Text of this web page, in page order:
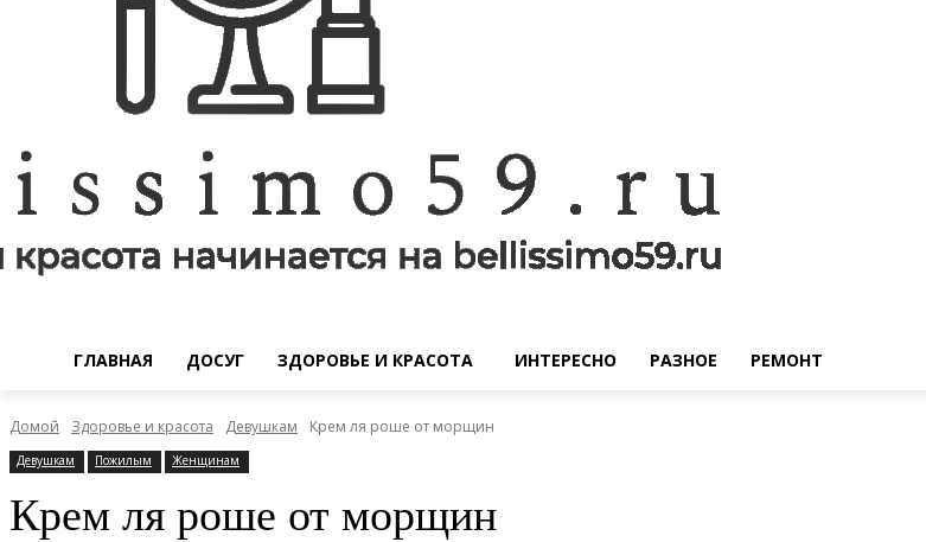
ГЛАВНАЯ ДОСУГ ЗДОРОВЬЕ И КРАСОТА ИНТЕРЕСНО РАЗНОЕ РЕМОНТ
Домой Здоровье и красота Девушкам Крем ля роше от морщин
Девушкам Пожилым Женщинам
Крем ля роше от морщин